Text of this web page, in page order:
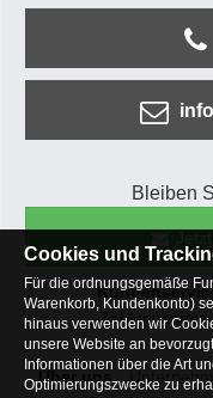
Bleiben
Zahlungsarten
Über uns
Cookies und
Für die ordnungsgemäße
Warenkorb, Kundenkonto)
hinaus verwenden wir
unsere Website an
Informationen über die Art
Optimierungszwecke zu